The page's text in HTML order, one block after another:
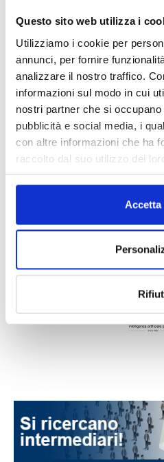
Questo sito web utilizza i
Utilizziamo i cookie per
annunci, per fornire
analizzare il nostro traffico.
informazioni sul modo in cui
nostri partner che si occupano
pubblicità e social media, i
con altre informazioni che ha
raccolto dal suo utilizzo dei